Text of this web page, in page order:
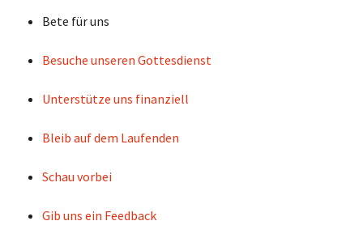
Bete für uns
Besuche unseren Gottesdienst
Unterstütze uns finanziell
Bleib auf dem Laufenden
Schau vorbei
Gib uns ein Feedback